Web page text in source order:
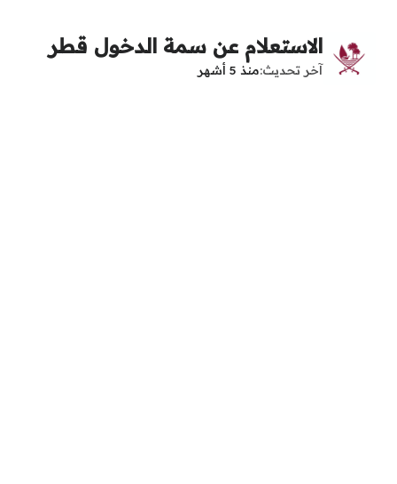
الاستعلام عن سمة الدخول قطر
آخر تحديث منذ 5 أشهر